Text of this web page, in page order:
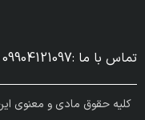
تماس با ما :
09904121097
کلیه حقوق مادی و معنوی